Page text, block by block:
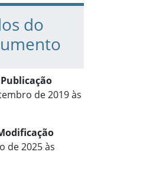
do
de 2019 às
de 2025 às